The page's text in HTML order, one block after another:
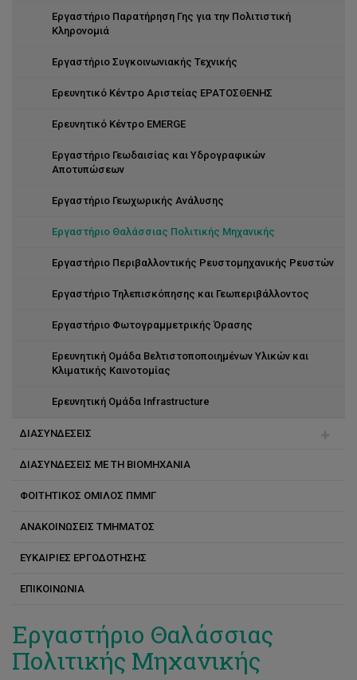
Εργαστήριο Παρατήρηση Γης για την Πολιτιστική
Κληρονομιά
Εργαστήριο Συγκοινωνιακής Τεχνικής
Ερευνητικό Κέντρο Αριστείας ΕΡΑΤΟΣΘΕΝΗΣ
Ερευνητικό Κέντρο EMERGE
Εργαστήριο Γεωδαισίας και Υδρογραφικών
Αποτυπώσεων
Εργαστήριο Γεωχωρικής Ανάλυσης
Εργαστήριο Θαλάσσιας Πολιτικής Μηχανικής
Εργαστήριο Περιβαλλοντικής Ρευστομηχανικής Ρευστών
Εργαστήριο Τηλεπισκόπησης και Γεωπεριβάλλοντος
Εργαστήριο Φωτογραμμετρικής Όρασης
Ερευνητική Ομάδα Βελτιστοποποιημένων Υλικών και
Κλιματικής Καινοτομίας
Ερευνητική Ομάδα Infrastructure
ΔΙΑΣΥΝΔΕΣΕΙΣ
Διασυνδέσεις με άλλα πανεπιστήμια
Διασυνδέσεις με τη βιομηχανία
ΔΙΑΣΥΝΔΕΣΕΙΣ ΜΕ ΤΗ ΒΙΟΜΗΧΑΝΙΑ
ΦΟΙΤΗΤΙΚΟΣ ΟΜΙΛΟΣ ΠΜΜΓ
ΑΝΑΚΟΙΝΩΣΕΙΣ ΤΜΗΜΑΤΟΣ
ΕΥΚΑΙΡΙΕΣ ΕΡΓΟΔΟΤΗΣΗΣ
ΕΠΙΚΟΙΝΩΝΙΑ
Εργαστήριο Θαλάσσιας
Πολιτικής Μηχανικής